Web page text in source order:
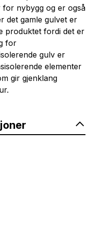
for nybygg og er også
det gamle gulvet er
produktet fordi det er
for
gulv er
elementer
gir gjenklang